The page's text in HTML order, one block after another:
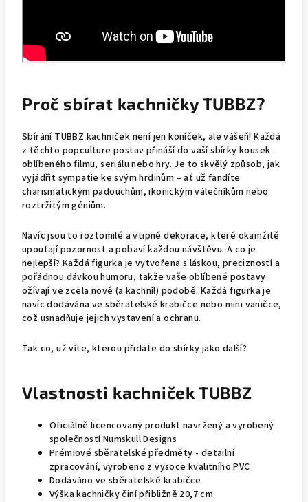
Proč sbírat kachničky TUBBZ?
Sbírání TUBBZ kachniček není jen koníček, ale vášeň! Každá
z těchto popculture postav přináší do vaší sbírky kousek
oblíbeného filmu, seriálu nebo hry. Je to skvělý způsob, jak
vyjádřit sympatie ke svým hrdinům – ať už fandíte
charismatickým padouchům, ikonickým válečníkům nebo
roztržitým géniům.
Navíc jsou to roztomilé a vtipné dekorace, které okamžitě
upoutají pozornost a pobaví každou návštěvu. A co je
nejlepší? Každá figurka je vytvořena s láskou, precizností a
pořádnou dávkou humoru, takže vaše oblíbené postavy
ožívají ve zcela nové (a kachní!) podobě. Každá figurka je
navíc dodávána ve sběratelské krabičce nebo mini vaničce,
což usnadňuje jejich vystavení a ochranu.
Tak co, už víte, kterou přidáte do sbírky jako další?
Vlastnosti kachniček TUBBZ
Oficiálně licencovaný produkt navržený a vyrobený
společností Numskull Designs
Prémiové sběratelské předměty - detailní
zpracování, vyrobeno z vysoce kvalitního PVC
Dodáváno ve sběratelské krabičce
Výška kachničky činí přibližně 20,7 cm